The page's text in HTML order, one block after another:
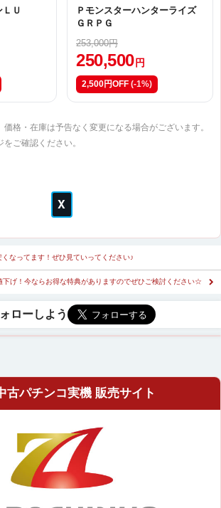
ＬＵ
Ｐモンスターハンターライズ
ＧＲＰＧ
253,000円
250,500 円
2,500円OFF (-1%)
格・在庫は予告なく変更になる場合がございます。
ご確認ください。
なってます！ぜひ見ていってください♪
下げ！今ならお得な特典がありますのでぜひご検討ください☆
古パチンコ実機 販売サイト